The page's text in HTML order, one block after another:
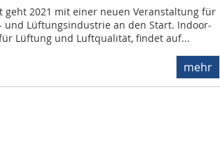
geht 2021 mit einer neuen Veranstaltung für
und Lüftungsindustrie an den Start. Indoor-
Lüftung und Luftqualität, findet auf...
mehr